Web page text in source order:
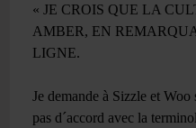
« JE CROIS QUE LA
AMBER, EN
LIGNE.
Je demande à Sizzle et
pas d´accord avec la